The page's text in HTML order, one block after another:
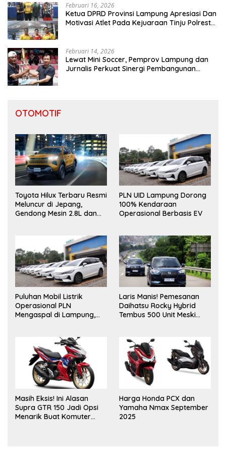
Februari 16, 2026
Ketua DPRD Provinsi Lampung Apresiasi Dan
Motivasi Atlet Pada Kejuaraan Tinju Polresta
Februari 14, 2026
Lewat Mini Soccer, Pemprov Lampung dan
Jurnalis Perkuat Sinergi Pembangunan
OTOMOTIF
Toyota Hilux Terbaru Resmi
Meluncur di Jepang,
Gendong Mesin 2.8L dan
PLN UID Lampung Dorong
100% Kendaraan
Operasional Berbasis EV
Puluhan Mobil Listrik
Operasional PLN
Mengaspal di Lampung,
Laris Manis! Pemesanan
Daihatsu Rocky Hybrid
Tembus 500 Unit Meski
Masih Eksis! Ini Alasan
Supra GTR 150 Jadi Opsi
Menarik Buat Komuter
Harga Honda PCX dan
Yamaha Nmax September
2025